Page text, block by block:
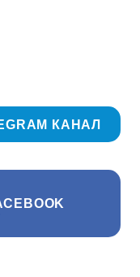
КАНАЛ